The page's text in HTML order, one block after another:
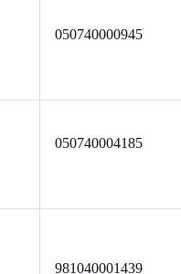
050740000945
050740004185
981040001439